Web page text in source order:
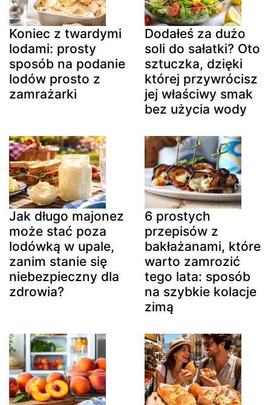
Koniec z twardymi
lodami: prosty
sposób na podanie
lodów prosto z
zamrażarki
Dodałeś za dużo
soli do sałatki? Oto
sztuczka, dzięki
której przywrócisz
jej właściwy smak
bez użycia wody
Jak długo majonez
może stać poza
lodówką w upale,
zanim stanie się
niebezpieczny dla
zdrowia?
6 prostych
przepisów z
bakłażanami, które
warto zamrozić
tego lata: sposób
na szybkie kolacje
zimą